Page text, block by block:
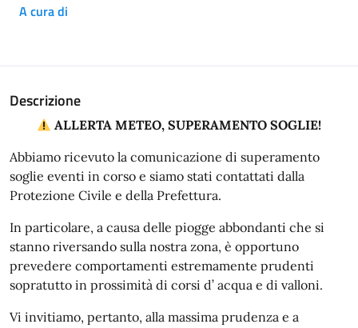
A cura di
Descrizione
ALLERTA METEO, SUPERAMENTO SOGLIE!
Abbiamo ricevuto la comunicazione di superamento
soglie eventi in corso e siamo stati contattati dalla
Protezione Civile e della Prefettura.
In particolare, a causa delle piogge abbondanti che si
stanno riversando sulla nostra zona, è opportuno
prevedere comportamenti estremamente prudenti
sopratutto in prossimità di corsi d’ acqua e di valloni.
Vi invitiamo, pertanto, alla massima prudenza e a